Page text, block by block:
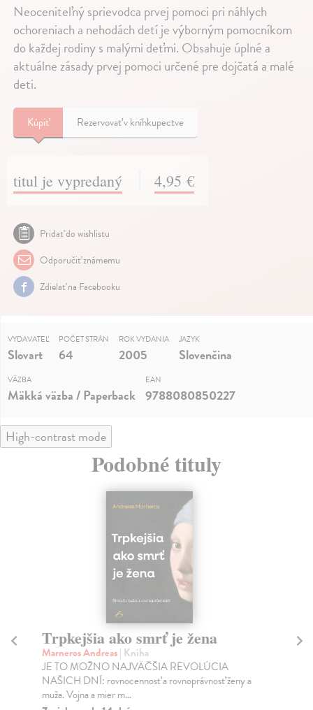
Neoceniteľný sprievodca prvej pomoci pri náhlych
ochoreniach a nehodách detí je výborným pomocníkom
do každej rodiny s malými deťmi. Obsahuje úplné a
aktuálne zásady prvej pomoci určené pre dojčatá a malé
deti.
Kúpiť Rezervovať v kníhkupectve
titul je vypredaný 4,95 €
Pridať do wishlistu
Odporučiť známemu
Zdielať na Facebooku
VYDAVATEĽ
Slovart
POČET STRÁN
64
ROK VYDANIA
2005
JAZYK
Slovenčina
VÄZBA
Mäkká väzba / Paperback
EAN
9788080850227
High-contrast mode
Podobné tituly
Trpkejšia ako smrť je žena
Marneros Andreas| Kniha
JE TO MOŽNO NAJVÄČŠIA REVOLÚCIA
NAŠICH DNÍ: rovnocennosť a rovnoprávnosť ženy a
muža. Vojna a mier m...